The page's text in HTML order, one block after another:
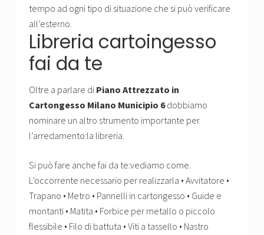
tempo ad ogni tipo di situazione che si può verificare
all’esterno.
Libreria cartoingesso
fai da te
Oltre a parlare di Piano Attrezzato in
Cartongesso Milano Municipio 6dobbiamo
nominare un altro strumento importante per
l’arredamento:la libreria.
Si può fare anche fai da te:vediamo come.
L’occorrente necessario per realizzarla • Avvitatore •
Trapano • Metro • Pannelli in cartongesso • Guide e
montanti • Matita • Forbice per metallo o piccolo
flessibile • Filo di battuta • Viti a tassello • Nastro